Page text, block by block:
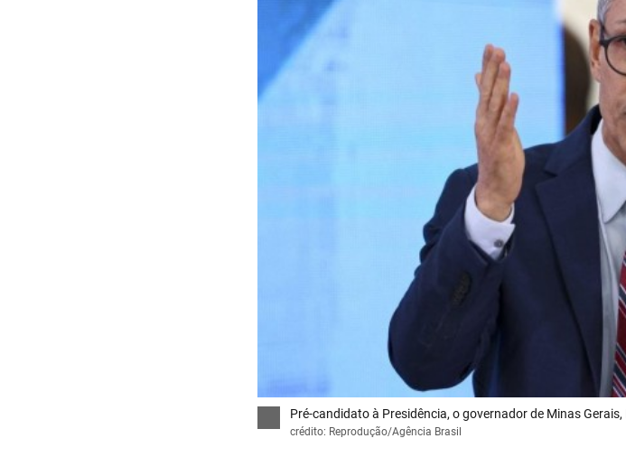
Pré-candidato à Presidência, o governador de Minas Gerais,
crédito: Reprodução/Agência Brasil